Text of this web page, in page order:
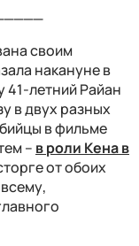
своим
накануне в
41-летний Райан
в двух разных
в фильме
– в роли Кена в
от обоих